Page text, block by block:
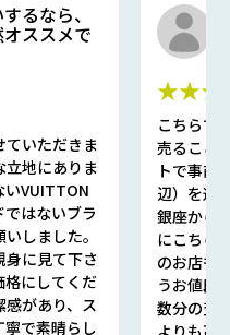
るなら、
ススメで
ていただきま
立地にありま
いVUITTON
はないブラ
しました。
身に見て下さ
格にしてくだ
感があり、ス
で素晴らし
こちらで
売ること
トで事前
辺）を選
銀座から
にこちら
のお店も
うお値段
数分の査